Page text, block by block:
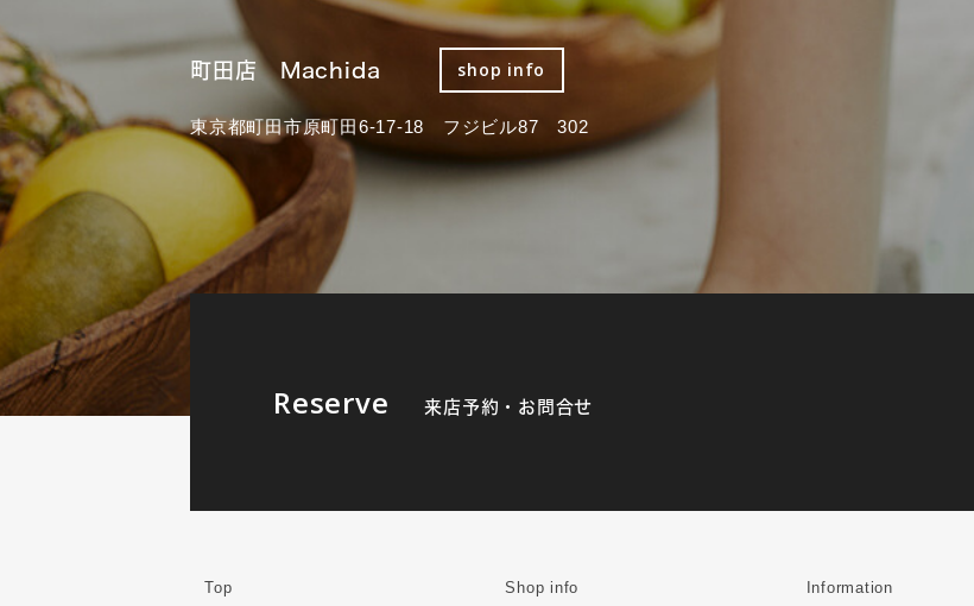
町田店 Machida shop info
東京都町田市原町田6-17-18 フジビル87 302
Reserve 来店予約・お問合せ
Top Shop info Information